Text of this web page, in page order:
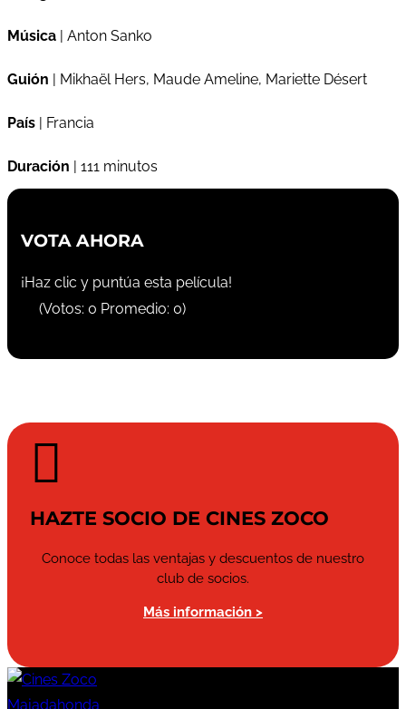
Música | Anton Sanko
Guión | Mikhaël Hers, Maude Ameline, Mariette Désert
País | Francia
Duración | 111 minutos
VOTA AHORA
¡Haz clic y puntúa esta película!
(Votos: 0 Promedio: 0)

HAZTE SOCIO DE CINES ZOCO
Conoce todas las ventajas y descuentos de nuestro
club de socios.
Más información >